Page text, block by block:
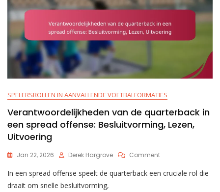
SPELERSROLLEN IN AANVALLENDE VOETBALFORMATIES
Verantwoordelijkheden van de quarterback in
een spread offense: Besluitvorming, Lezen,
Uitvoering
Jan 22, 2026 Derek Hargrove CommentOn
Van
In een spread offense speelt de quarterback een cruciale rol die
draait om snelle besluitvorming,